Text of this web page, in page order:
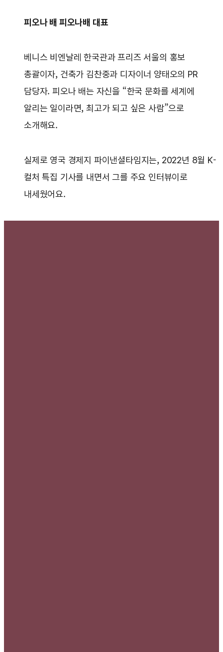
피오나 배 피오나배 대표
베니스 비엔날레 한국관과 프리즈 서울의 홍보
총괄이자, 건축가 김찬중과 디자이너 양태오의 PR
담당자. 피오나 배는 자신을 “한국 문화를 세계에
알리는 일이라면, 최고가 되고 싶은 사람”으로
소개해요.
실제로 영국 경제지 파이낸셜타임지는, 2022년 8월 K-
컬처 특집 기사를 내면서 그를 주요 인터뷰이로
내세웠어요.